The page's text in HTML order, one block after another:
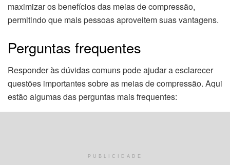
maximizar os benefícios das meias de compressão,
permitindo que mais pessoas aproveitem suas vantagens.
Perguntas frequentes
Responder às dúvidas comuns pode ajudar a esclarecer
questões importantes sobre as meias de compressão. Aqui
estão algumas das perguntas mais frequentes:
sentados, e viajantes em longas jornadas.
PUBLICIDADE